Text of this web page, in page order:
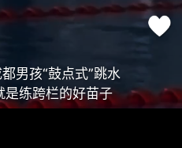
男孩“鼓点式”跳水
练跨栏的好苗子